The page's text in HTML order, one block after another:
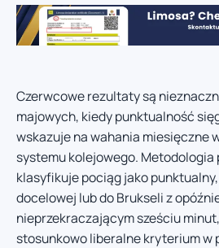
Czerwcowe rezultaty są
majowych, kiedy punktualność
wskazuje na wahania miesięczne
systemu kolejowego. Metodologia
klasyfikuje pociąg jako
docelowej lub do Brukseli z
nieprzekraczającym sześciu
stosunkowo liberalne kryterium w